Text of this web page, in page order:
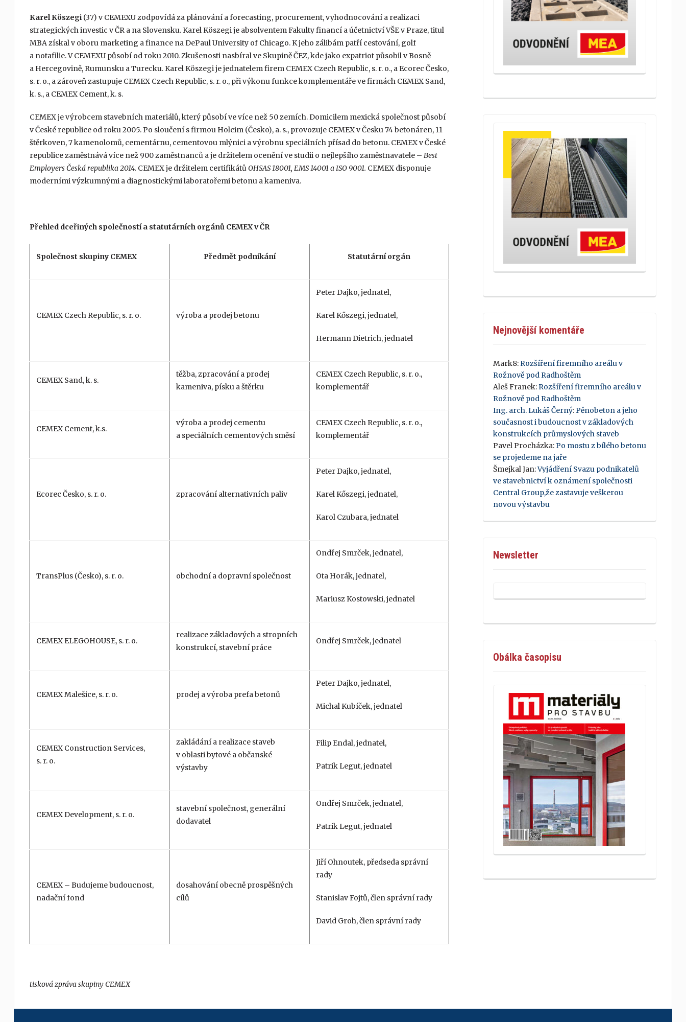
Karel Köszegi(37) v CEMEXU zodpovídá za plánování a forecasting, procurement, vyhodnocování a realizaci
strategických investic v ČR a na Slovensku. Karel Köszegi je absolventem Fakulty financí a účetnictví VŠE v Praze, titul
MBA získal v oboru marketing a finance na DePaul University of Chicago. K jeho zálibám patří cestování, golf
a notafilie. V CEMEXU působí od roku 2010. Zkušenosti nasbíral ve Skupině ČEZ, kde jako expatriot působil v Bosně
a Hercegovině, Rumunsku a Turecku. Karel Köszegi je jednatelem firem CEMEX Czech Republic, s. r. o., a Ecorec Česko,
s. r. o., a zároveň zastupuje CEMEX Czech Republic, s. r. o., při výkonu funkce komplementáře ve firmách CEMEX Sand,
k. s., a CEMEX Cement, k. s.
CEMEX je výrobcem stavebních materiálů, který působí ve více než 50 zemích. Domicilem mexická společnost působí
v České republice od roku 2005. Po sloučení s firmou Holcim (Česko), a. s., provozuje CEMEX v Česku 74 betonáren, 11
štěrkoven, 7 kamenolomů, cementárnu, cementovou mlýnici a výrobnu speciálních přísad do betonu. CEMEX v České
republice zaměstnává více než 900 zaměstnanců a je držitelem ocenění ve studii o nejlepšího zaměstnavatele – Best
Employers Česká republika 2014. CEMEX je držitelem certifikátůOHSAS 18001, EMS 14001 a ISO 9001. CEMEX disponuje
moderními výzkumnými a diagnostickými laboratořemi betonu a kameniva.
Přehled dceřiných společností a statutárních orgánů CEMEX v ČR
Společnost skupiny CEMEX Předmět podnikání Statutární orgán
CEMEX Czech Republic, s. r. o. výroba a prodej betonu
Peter Dajko, jednatel,
Karel Kőszegi, jednatel,
Hermann Dietrich, jednatel
CEMEX Sand, k. s.
těžba, zpracování a prodej
kameniva, písku a štěrku
CEMEX Czech Republic, s. r. o.,
komplementář
CEMEX Cement, k.s.
výroba a prodej cementu
a speciálních cementových směsí
CEMEX Czech Republic, s. r. o.,
komplementář
Ecorec Česko, s. r. o. zpracování alternativních paliv
Peter Dajko, jednatel,
Karel Kőszegi, jednatel,
Karol Czubara, jednatel
TransPlus (Česko), s. r. o. obchodní a dopravní společnost
Ondřej Smrček, jednatel,
Ota Horák, jednatel,
Mariusz Kostowski, jednatel
CEMEX ELEGOHOUSE, s. r. o.
realizace základových a stropních
konstrukcí, stavební práce
Ondřej Smrček, jednatel
CEMEX Malešice, s. r. o. prodej a výroba prefa betonů
Peter Dajko, jednatel,
Michal Kubíček, jednatel
CEMEX Construction Services,
s. r. o.
zakládání a realizace staveb
v oblasti bytové a občanské
výstavby
Filip Endal, jednatel,
Patrik Legut, jednatel
CEMEX Development, s. r. o.
stavební společnost, generální
dodavatel
Ondřej Smrček, jednatel,
Patrik Legut, jednatel
CEMEX – Budujeme budoucnost,
nadační fond
dosahování obecně prospěšných
cílů
Jiří Ohnoutek, předseda správní
rady
Stanislav Fojtů, člen správní rady
David Groh, člen správní rady
tisková zpráva skupiny CEMEX
Nejnovější komentáře
Mark8:Rozšíření firemního areálu v
Rožnově pod Radhoštěm
Aleš Franek:Rozšíření firemního areálu v
Rožnově pod Radhoštěm
Ing. arch. Lukáš Černý:Pěnobeton a jeho
současnost i budoucnost v základových
konstrukcích průmyslových staveb
Pavel Procházka:Po mostu z bílého betonu
se projedeme na jaře
Šmejkal Jan:Vyjádření Svazu podnikatelů
ve stavebnictví k oznámení společnosti
Central Group,že zastavuje veškerou
novou výstavbu
Newsletter
Obálka časopisu